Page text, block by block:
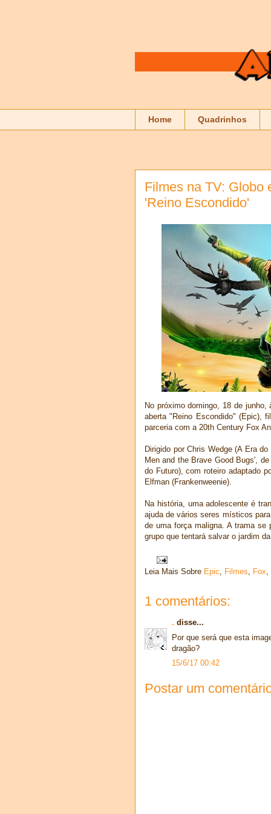
Home Quadrinhos
Filmes na TV: Globo
'Reino Escondido'
No próximo domingo, 18 de
aberta "Reino Escondido" (Epic),
parceria com a 20th Century Fox
Dirigido por Chris Wedge (A Era
Men and the Brave Good Bugs',
do Futuro), com roteiro adaptado
Elfman (Frankenweenie).
Na história, uma adolescente é
ajuda de vários seres místicos
de uma força maligna. A trama
grupo que tentará salvar o jardim
Leia Mais Sobre Epic, Filmes, Fox,
1 comentários:
. disse...
Por que será que esta
dragão?
15/6/17 00:42
Postar um